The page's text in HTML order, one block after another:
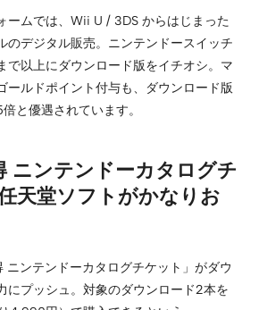
ームでは、Wii U / 3DS からはじまった
のデジタル販売。ニンテンドースイッチ
で以上にダウンロード版をイチオシ。マ
ールドポイント付与も、ダウンロード版
と優遇されています。
ニンテンドーカタログチ
天堂ソフトがかなりお
ニンテンドーカタログチケット」がダウ
にプッシュ。対象のダウンロード2本を